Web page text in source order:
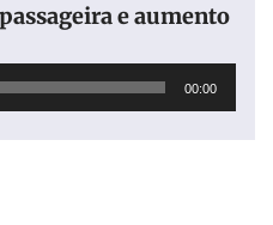
e aumento
00:00